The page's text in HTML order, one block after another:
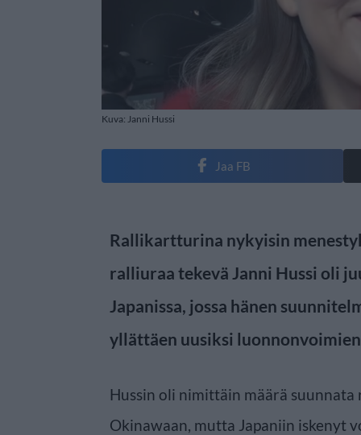
Kuva: Janni Hussi
Jaa FB
Rallikartturina nykyisin
ralliuraa tekevä Janni Hussi oli
Japanissa, jossa hänen
yllättäen uusiksi
Hussin oli nimittäin määrä
Okinawaan, mutta Japaniin iskenyt